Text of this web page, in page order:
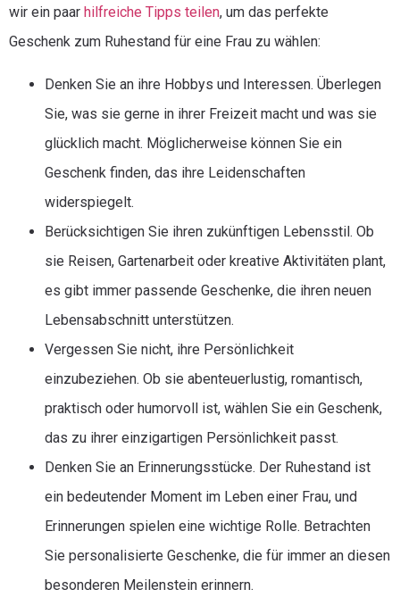
wir ein paar hilfreiche Tipps teilen, um das perfekte
Geschenk zum Ruhestand für eine Frau zu wählen:
Denken Sie an ihre Hobbys und Interessen. Überlegen
Sie, was sie gerne in ihrer Freizeit macht und was sie
glücklich macht. Möglicherweise können Sie ein
Geschenk finden, das ihre Leidenschaften
widerspiegelt.
Berücksichtigen Sie ihren zukünftigen Lebensstil. Ob
sie Reisen, Gartenarbeit oder kreative Aktivitäten plant,
es gibt immer passende Geschenke, die ihren neuen
Lebensabschnitt unterstützen.
Vergessen Sie nicht, ihre Persönlichkeit
einzubeziehen. Ob sie abenteuerlustig, romantisch,
praktisch oder humorvoll ist, wählen Sie ein Geschenk,
das zu ihrer einzigartigen Persönlichkeit passt.
Denken Sie an Erinnerungsstücke. Der Ruhestand ist
ein bedeutender Moment im Leben einer Frau, und
Erinnerungen spielen eine wichtige Rolle. Betrachten
Sie personalisierte Geschenke, die für immer an diesen
besonderen Meilenstein erinnern.